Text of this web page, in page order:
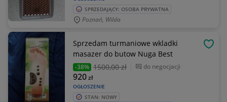
SPRZEDAJĄCY: OSOBA PRYWATNA
Poznań, Wilda
Sprzedam turmaniowe wkladki
masazer do butow Nuga Best
-38% 1500,00 zł do negocjacji
OGŁOSZENIE
920zł
STAN: NOWY